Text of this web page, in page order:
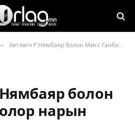
» Хөтлөгч Р.Нямбаяр болон Мисс Ганболор нарын зурагнаас
болон
нарын